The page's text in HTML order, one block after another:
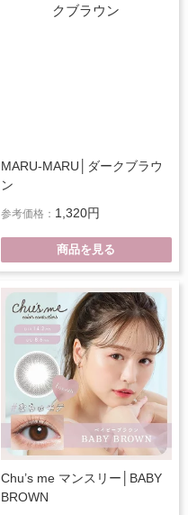
MARU-MARU│ダークブラウ
ン
参考価格： 1,320円
商品を見る
Chu’s me マンスリー│BABY
BROWN